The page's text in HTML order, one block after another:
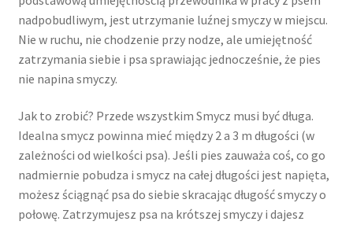
nadpobudliwym, jest utrzymanie luźnej smyczy w miejscu.
Nie w ruchu, nie chodzenie przy nodze, ale umiejętność
zatrzymania siebie i psa sprawiając jednocześnie, że pies
nie napina smyczy.
Jak to zrobić? Przede wszystkim Smycz musi być długa.
Idealna smycz powinna mieć między 2 a 3 m długości (w
zależności od wielkości psa). Jeśli pies zauważa coś, co go
nadmiernie pobudza i smycz na całej długości jest napięta,
możesz ściągnąć psa do siebie skracając długość smyczy o
połowę. Zatrzymujesz psa na krótszej smyczy i dajesz